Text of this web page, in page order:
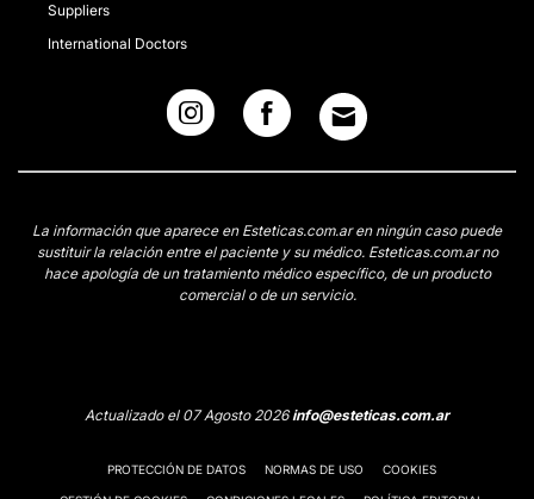
Suppliers
International Doctors
La información que aparece en Esteticas.com.ar en ningún caso puede
sustituir la relación entre el paciente y su médico. Esteticas.com.ar no
hace apología de un tratamiento médico específico, de un producto
comercial o de un servicio.
Actualizado el 07 Agosto 2026info@esteticas.com.ar
PROTECCIÓN DE DATOS NORMAS DE USO COOKIES